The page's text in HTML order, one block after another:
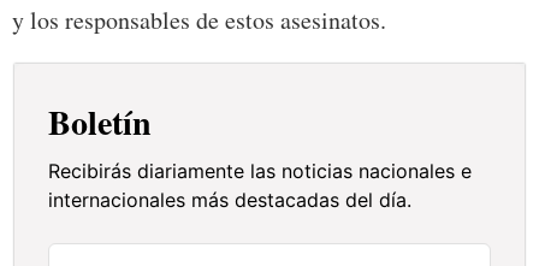
y los responsables de estos asesinatos.
Boletín
Recibirás diariamente las noticias nacionales e
internacionales más destacadas del día.